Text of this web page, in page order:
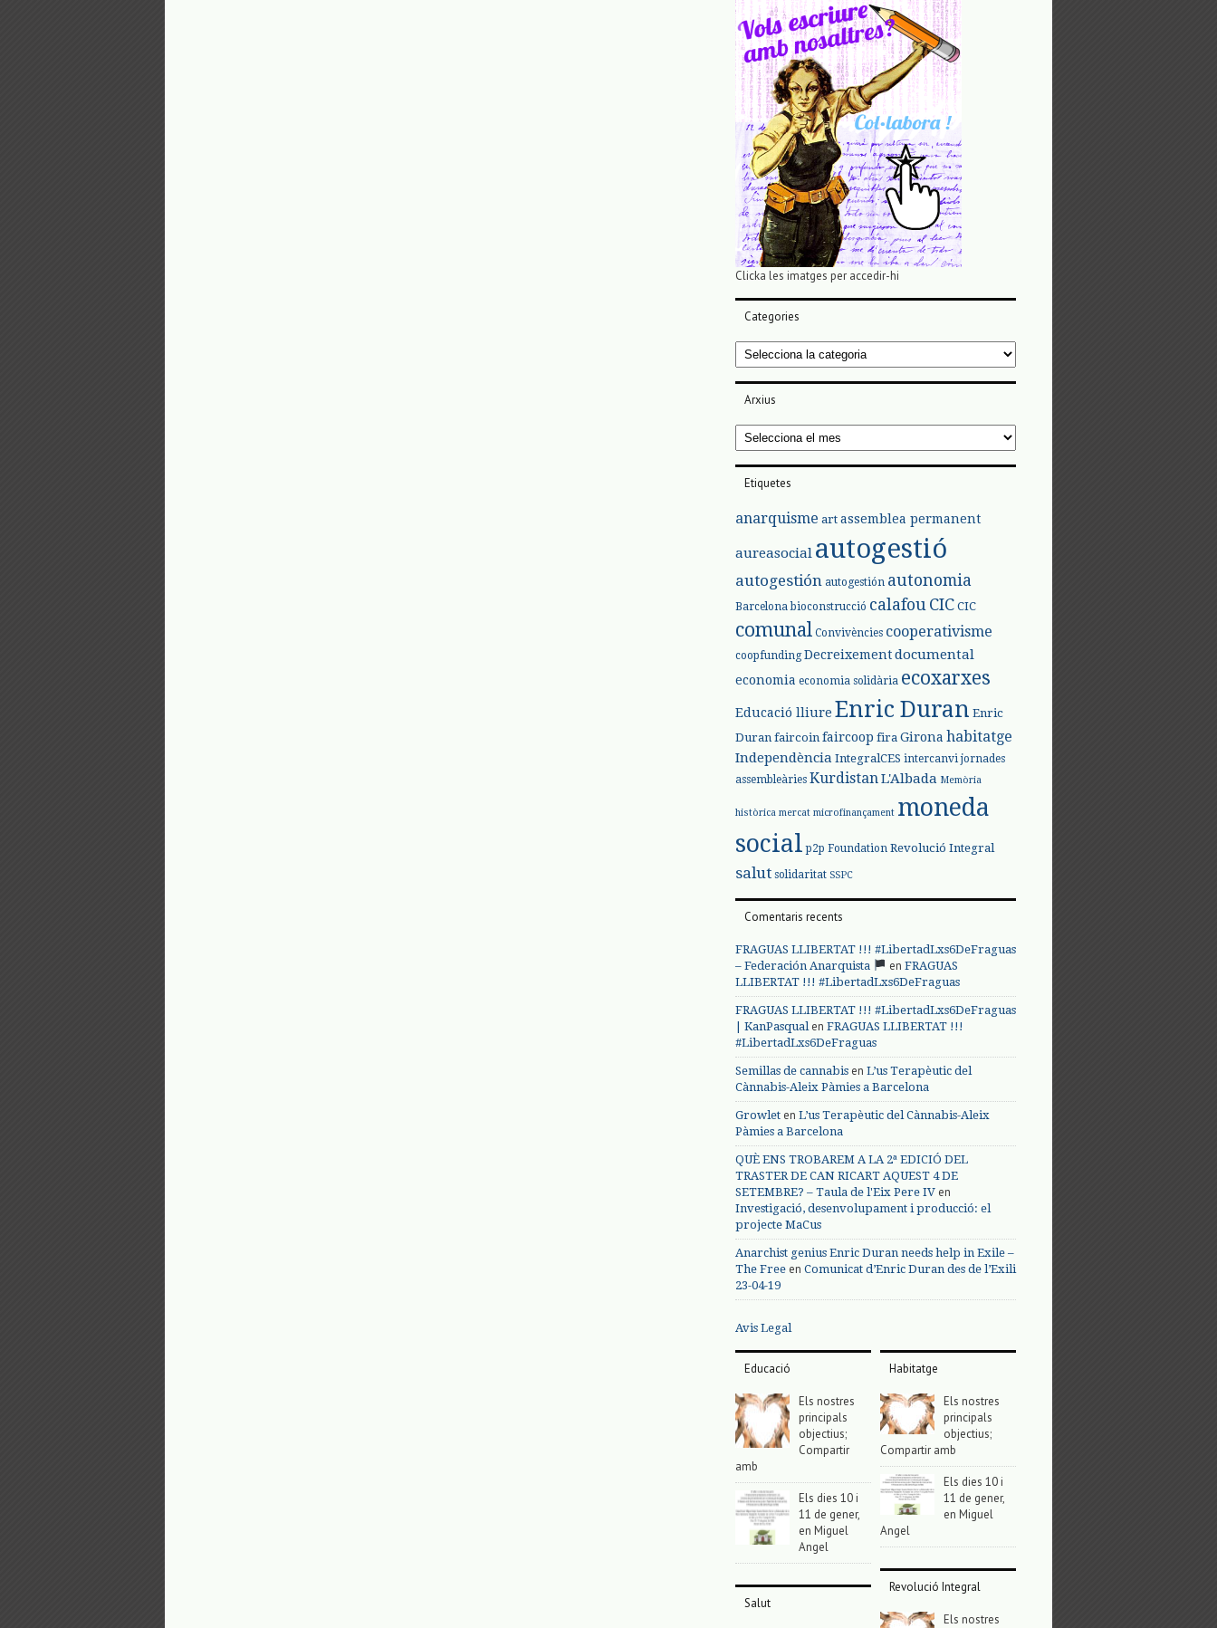
Clicka les imatges per accedir-hi
Categories
Categories
Arxius
Arxius
Etiquetes
anarquisme art assemblea permanent
aureasocial autogestió
autogestión autogestión autonomia
Barcelona bioconstrucció calafou CIC CIC
comunal Convivències cooperativisme
coopfunding Decreixementdocumental
economia economia solidària ecoxarxes
Educació lliure Enric Duran Enric
Duran faircoin faircoop fira Girona habitatge
Independència IntegralCES intercanvi jornades
assembleàries Kurdistan L'Albada Memòria
històrica mercat microfinançament moneda
social p2p Foundation Revolució Integral
salut solidaritat SSPC
Comentaris recents
FRAGUAS LLIBERTAT !!! #LibertadLxs6DeFraguas
– Federación Anarquista
en FRAGUAS
LLIBERTAT !!! #LibertadLxs6DeFraguas
FRAGUAS LLIBERTAT !!! #LibertadLxs6DeFraguas
| KanPasqualen FRAGUAS LLIBERTAT !!!
#LibertadLxs6DeFraguas
Semillas de cannabis en L’us Terapèutic del
Cànnabis-Aleix Pàmies a Barcelona
Growlet en L’us Terapèutic del Cànnabis-Aleix
Pàmies a Barcelona
QUÈ ENS TROBAREM A LA 2ª EDICIÓ DEL
TRASTER DE CAN RICART AQUEST 4 DE
SETEMBRE? – Taula de l'Eix Pere IV en
Investigació, desenvolupament i producció: el
projecte MaCus
Anarchist genius Enric Duran needs help in Exile –
The Free en Comunicat d’Enric Duran des de l’Exili
23-04-19
Avis Legal
Educació
Els nostres
principals
objectius;
Compartir
amb
Els dies 10 i
11 de gener,
en Miguel
Angel
Salut
Habitatge
Els nostres
principals
objectius;
Compartir amb
Els dies 10 i
11 de gener,
en Miguel
Angel
Revolució Integral
Els nostres